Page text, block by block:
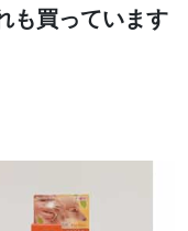
も買っています